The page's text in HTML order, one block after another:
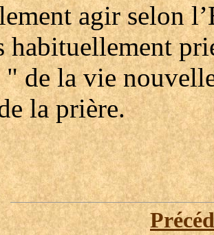
agir selon
habituellement
de la vie
la prière.